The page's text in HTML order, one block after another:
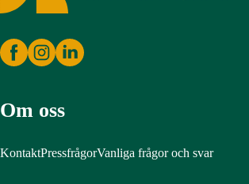
Om oss
KontaktPressfrågorVanliga frågor och svar